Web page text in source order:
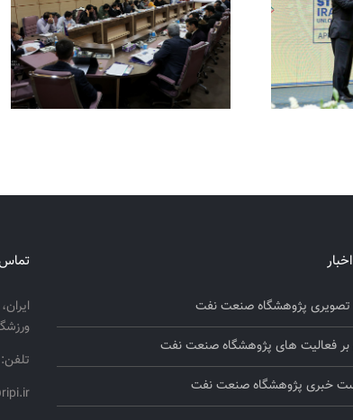
تصویری پژوهشگاه صنعت نفت
بر فعالیت های پژوهشگاه صنعت نفت
خبری پژوهشگاه صنعت نفت
تماس
تلفن: 02148251